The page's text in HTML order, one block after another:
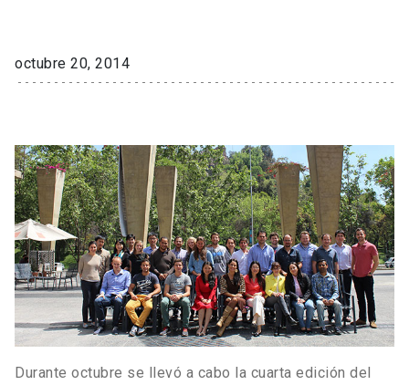
octubre 20, 2014
Durante octubre se llevó a cabo la cuarta edición del